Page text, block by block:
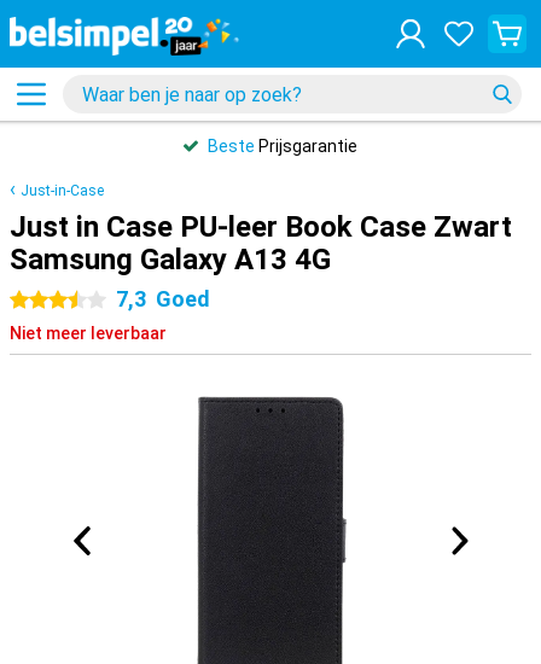
Beste Prijsgarantie
Just-in-Case
Just in Case PU-leer Book Case Zwart
Samsung Galaxy A13 4G
3.5 sterren
7,3 Goed
Niet meer leverbaar